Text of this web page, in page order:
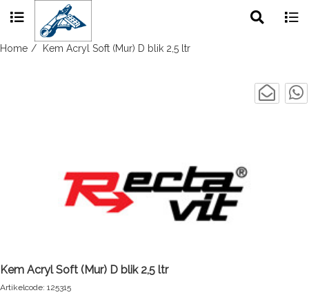
Skip
Home Kem Acryl Soft (Mur) D blik 2,5 ltr
Kem Acryl Soft (Mur) D blik 2,5 ltr
Artikelcode: 125315